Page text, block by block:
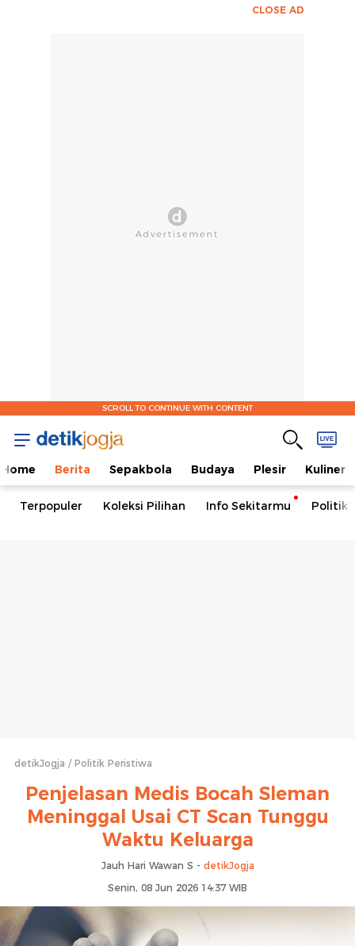
CLOSE AD
SCROLL TO CONTINUE WITH CONTENT
Home Berita Sepakbola Budaya Plesir Kuliner
Terpopuler Koleksi Pilihan Info Sekitarmu Politik
detikJogja Politik Peristiwa
Penjelasan Medis Bocah Sleman
Meninggal Usai CT Scan Tunggu
Waktu Keluarga
Jauh Hari Wawan S - detikJogja
Senin, 08 Jun 2026 14:37 WIB